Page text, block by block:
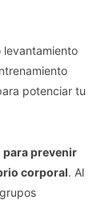
levantamiento
potenciar tu
para prevenir
corporal. Al